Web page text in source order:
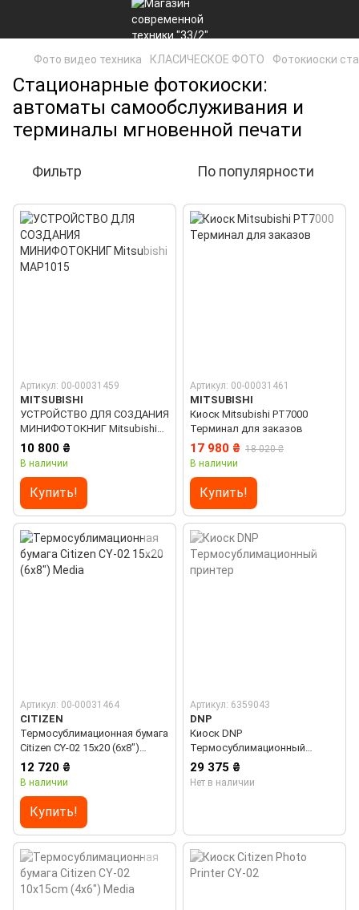
Фото видео техника КЛАСИЧЕСКОЕ ФОТО Фотокиоски
Стационарные фотокиоски:
автоматы самообслуживания и
терминалы мгновенной печати
Фильтр По популярности
Артикул: 00-00031459
MITSUBISHI
УСТРОЙСТВО ДЛЯ СОЗДАНИЯ
МИНИФОТОКНИГ Mitsubishi
MAP1015
10 800 ₴
В наличии
Купить!
Артикул: 00-00031461
MITSUBISHI
Киоск Mitsubishi PT7000
Терминал для заказов
17 980 ₴ 18 020 ₴
В наличии
Купить!
Артикул: 00-00031464
CITIZEN
Термосублимационная бумага
Citizen CY-02 15x20 (6x8")
Media
12 720 ₴
В наличии
Купить!
Артикул: 6359043
DNP
Киоск DNP
Термосублимационный
принтер
29 375 ₴
Нет в наличии